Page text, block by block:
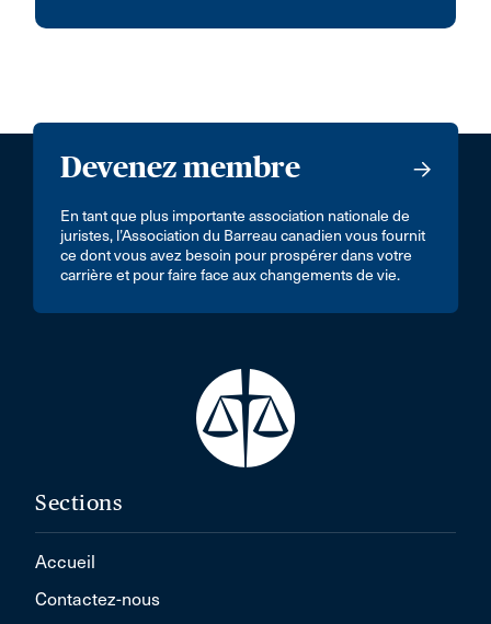
Devenez membre
En tant que plus importante association nationale de
juristes, l’Association du Barreau canadien vous fournit
ce dont vous avez besoin pour prospérer dans votre
carrière et pour faire face aux changements de vie.
Sections
Accueil
Contactez-nous